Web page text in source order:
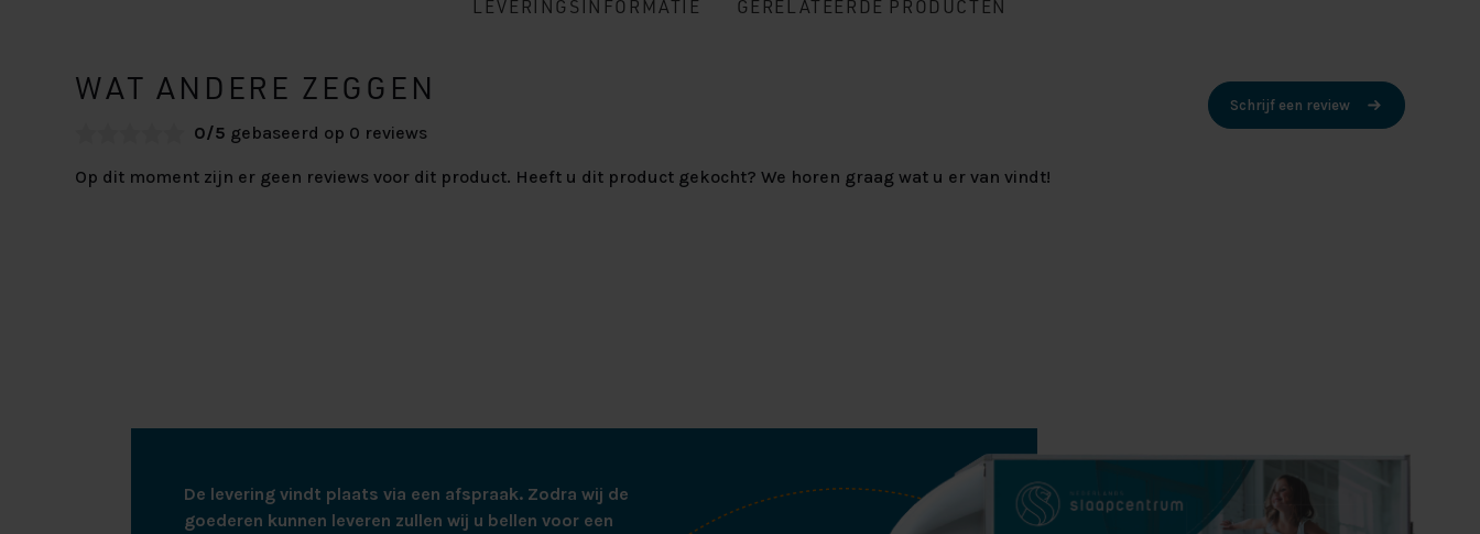
LEVERINGSINFORMATIE GERELATEERDE PRODUCTEN
WAT ANDERE ZEGGEN
0/5 gebaseerd op 0 reviews
Schrijf een review
Op dit moment zijn er geen reviews voor dit product. Heeft u dit product gekocht? We horen graag wat u er van vindt!
De levering vindt plaats via een afspraak. Zodra wij de
goederen kunnen leveren zullen wij u bellen voor een